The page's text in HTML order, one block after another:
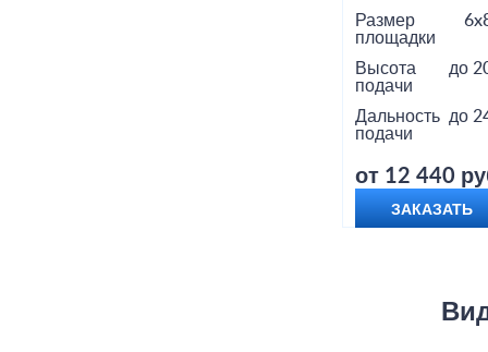
Размер
площадки
Высота
подачи
до
Дальность
подачи
до
от 12 440
ЗАКАЗАТЬ